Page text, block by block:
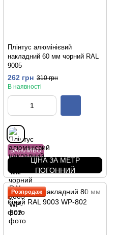
Плінтус алюмінієвий
накладний 60 мм чорний RAL
9005
262 грн 310 грн
В наявності
ВАЖЛИВО
ЦІНА ЗА МЕТР
ПОГОННИЙ
Розпродаж